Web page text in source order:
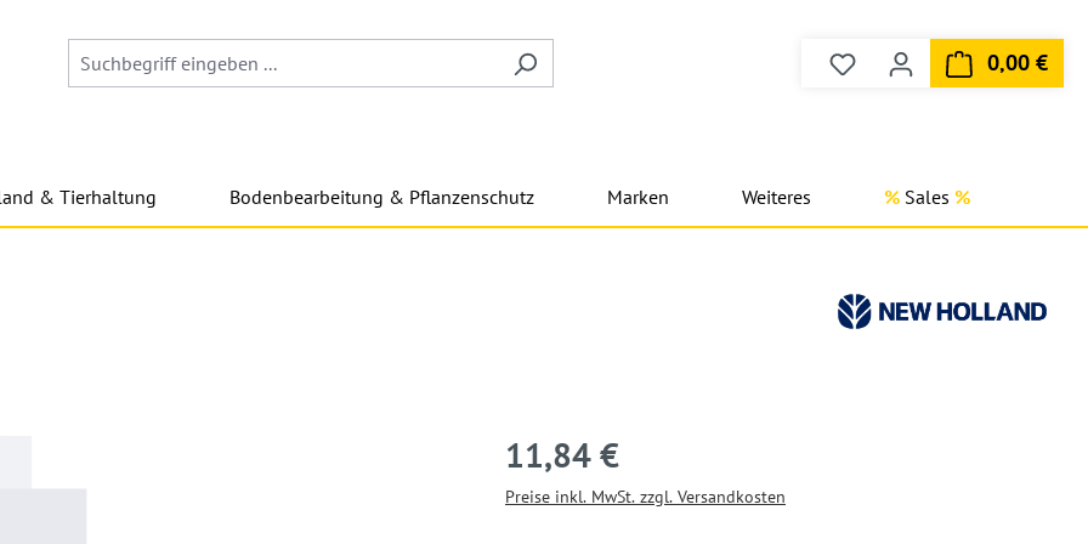
Du hast 0 Produkte auf
0,00 €
& Tierhaltung Bodenbearbeitung & Pflanzenschutz Marken Weiteres Sales
11,84 €
Preise inkl. MwSt. zzgl. Versandkosten